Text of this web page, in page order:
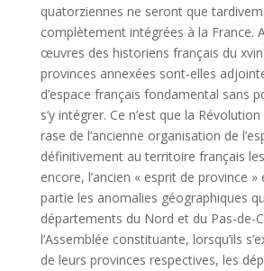
quatorziennes ne seront que
complètement intégrées à la France.
œuvres des historiens français du xvin
provinces annexées sont-elles
d’espace français fondamental sans
s’y intégrer. Ce n’est que la
rase de l’ancienne organisation de
définitivement au terri­toire français
encore, l’ancien « esprit de province »
partie les anomalies géographiques
dépar­tements du Nord et du Pas-de-
l’Assemblée consti­tuante, lorsqu’ils
de leurs provinces respectives, les